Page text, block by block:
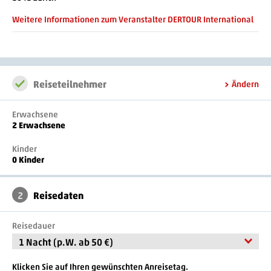
- Parkplatz (gegen Gebühr)
Weitere Informationen zum Veranstalter DERTOUR International
Reiseteilnehmer Ändern
Erwachsene
2 Erwachsene
Kinder
0 Kinder
2 Reisedaten
Reisedauer
1 Nacht (p.W. ab 50 €)
Klicken Sie auf Ihren gewünschten Anreisetag.